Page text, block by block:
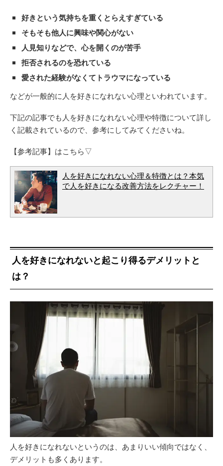
好きという気持ちを重くとらえすぎている
そもそも他人に興味や関心がない
人見知りなどで、心を開くのが苦手
拒否されるのを恐れている
愛された経験がなくてトラウマになっている
などが一般的に人を好きになれない心理といわれています。
下記の記事でも人を好きになれない心理や特徴について詳し
く記載されているので、参考にしてみてくださいね。
【参考記事】はこちら▽
人を好きになれない心理＆特徴とは？本気
で人を好きになる改善方法をレクチャー！
人を好きになれないと起こり得るデメリットと
は？
人を好きになれないというのは、あまりいい傾向ではなく、
デメリットも多くあります。